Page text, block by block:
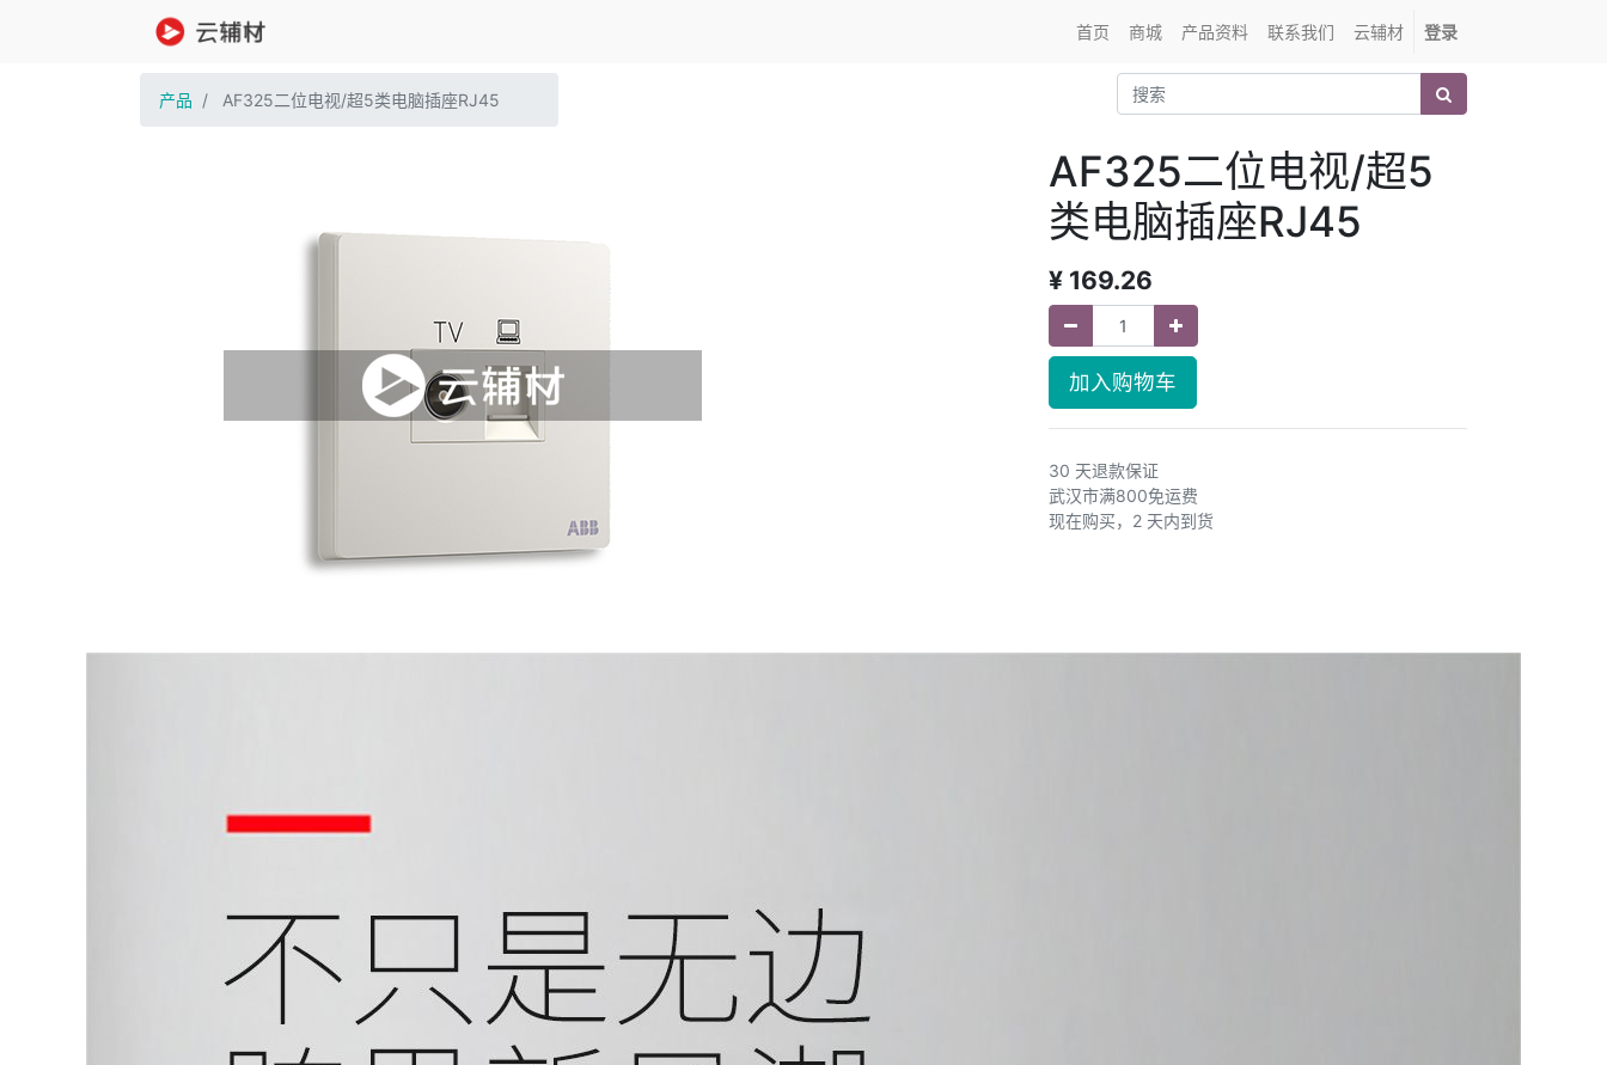
首页 商城 产品资料 联系我们 云辅材 登录
产品 AF325二位电视/超5类电脑插座RJ45
AF325二位电视/超5
类电脑插座RJ45
¥ 169.26
加入购物车
30 天退款保证
武汉市满800免运费
现在购买，2 天内到货